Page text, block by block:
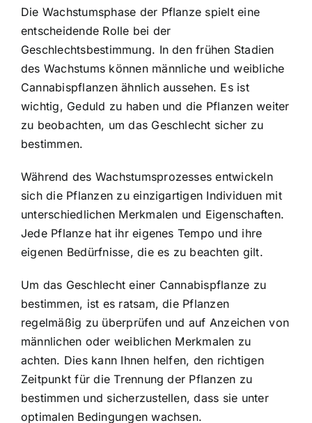
Die Wachstumsphase der Pflanze spielt eine
entscheidende Rolle bei der
Geschlechtsbestimmung. In den frühen Stadien
des Wachstums können männliche und weibliche
Cannabispflanzen ähnlich aussehen. Es ist
wichtig, Geduld zu haben und die Pflanzen weiter
zu beobachten, um das Geschlecht sicher zu
bestimmen.
Während des Wachstumsprozesses entwickeln
sich die Pflanzen zu einzigartigen Individuen mit
unterschiedlichen Merkmalen und Eigenschaften.
Jede Pflanze hat ihr eigenes Tempo und ihre
eigenen Bedürfnisse, die es zu beachten gilt.
Um das Geschlecht einer Cannabispflanze zu
bestimmen, ist es ratsam, die Pflanzen
regelmäßig zu überprüfen und auf Anzeichen von
männlichen oder weiblichen Merkmalen zu
achten. Dies kann Ihnen helfen, den richtigen
Zeitpunkt für die Trennung der Pflanzen zu
bestimmen und sicherzustellen, dass sie unter
optimalen Bedingungen wachsen.